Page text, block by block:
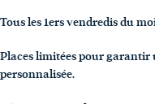
Tous les 1ers vendredis du
Places limitées pour garantir
personnalisée.